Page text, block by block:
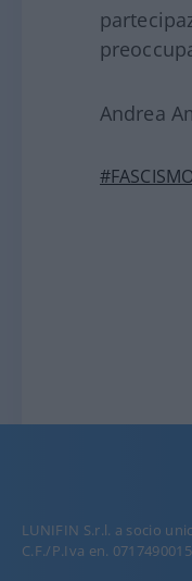
Andrea
LUNIFIN S.r.l. a socio
C.F./P.Iva en.